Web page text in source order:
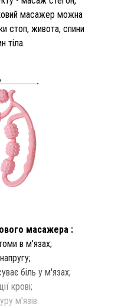
масажер можна
стоп, живота, спини
тіла.
масажера :
в м'язах;
біль у м'язах;
крові;
м'язів.